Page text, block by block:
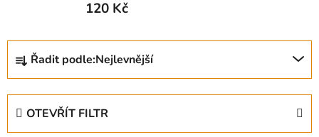
120 Kč
Ř
z
Řadit podle:Nejlevnější
OTEVŘÍT FILTR